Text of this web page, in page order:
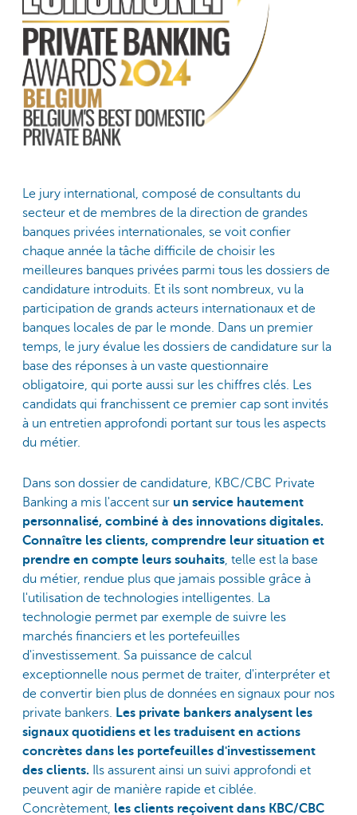
Le jury international, composé de consultants du
secteur et de membres de la direction de grandes
banques privées internationales, se voit confier
chaque année la tâche difficile de choisir les
meilleures banques privées parmi tous les dossiers de
candidature introduits. Et ils sont nombreux, vu la
participation de grands acteurs internationaux et de
banques locales de par le monde. Dans un premier
temps, le jury évalue les dossiers de candidature sur la
base des réponses à un vaste questionnaire
obligatoire, qui porte aussi sur les chiffres clés. Les
candidats qui franchissent ce premier cap sont invités
à un entretien approfondi portant sur tous les aspects
du métier.
Dans son dossier de candidature, KBC/CBC Private
Banking a mis l'accent sur un service hautement
personnalisé, combiné à des innovations digitales.
Connaître les clients, comprendre leur situation et
prendre en compte leurs souhaits, telle est la base
du métier, rendue plus que jamais possible grâce à
l'utilisation de technologies intelligentes. La
technologie permet par exemple de suivre les
marchés financiers et les portefeuilles
d'investissement. Sa puissance de calcul
exceptionnelle nous permet de traiter, d'interpréter et
de convertir bien plus de données en signaux pour nos
private bankers. Les private bankers analysent les
signaux quotidiens et les traduisent en actions
concrètes dans les portefeuilles d'investissement
des clients. Ils assurent ainsi un suivi approfondi et
peuvent agir de manière rapide et ciblée.
Concrètement, les clients reçoivent dans KBC/CBC